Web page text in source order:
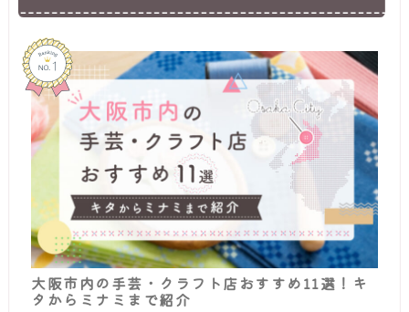
大阪市内の手芸・クラフト店おすすめ11選！キ
タからミナミまで紹介